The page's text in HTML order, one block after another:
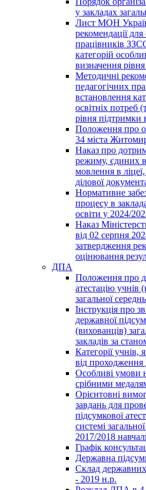
у закладах
Лист МОН
рекомендації
працівників
категорій
визначення
Методичні
педагогічних
встановлення
освітніх потреб
рівня підтримки
Положення про
34 міста
Наказ про
режиму, єдиних
мовлення в
ділової
Нормативне
процесу в
освіти у 2024/
Наказ
від 02 серпня
затвердження
оцінювання
ДПА
Положення про
атестацію учнів
загальної
Інструкція про
державної
(вихованців)
закладів за
Категорії учнів,
від
Особливі умови
срібними
Орієнтовні
завдань для
підсумкової
системі
2017/2018
Графік
Державна
Склад державних
- 2019 н.р.